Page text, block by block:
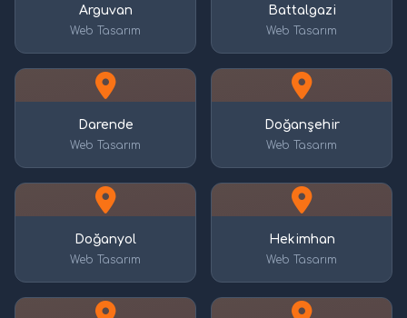
Arguvan
Web Tasarım
Battalgazi
Web Tasarım
Darende
Web Tasarım
Doğanşehir
Web Tasarım
Doğanyol
Web Tasarım
Hekimhan
Web Tasarım